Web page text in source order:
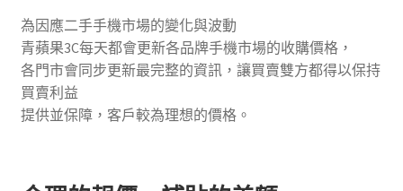
為因應二手手機市場的變化與波動
青蘋果3C每天都會更新各品牌手機市場的收購價格，
各門市會同步更新最完整的資訊，讓買賣雙方都得以保持
買賣利益
提供並保障，客戶較為理想的價格。